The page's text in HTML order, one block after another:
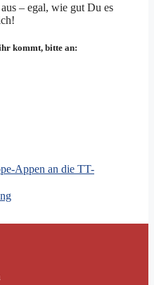
– egal, wie gut Du es
kommt, bitte an:
Appen an die TT-